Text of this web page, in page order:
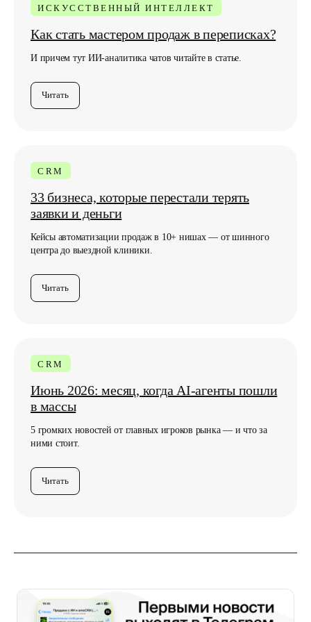
ИСКУССТВЕННЫЙ ИНТЕЛЛЕКТ
Как стать мастером продаж в переписках?
И причем тут ИИ-аналитика чатов читайте в статье.
Читать
CRM
33 бизнеса, которые перестали терять
заявки и деньги
Кейсы автоматизации продаж в 10+ нишах — от шинного
центра до выездной клиники.
Читать
CRM
Июнь 2026: месяц, когда AI-агенты пошли
в массы
5 громких новостей от главных игроков рынка — и что за
ними стоит.
Читать
Нажимая кнопку, вы соглашаетесь сПолитикой